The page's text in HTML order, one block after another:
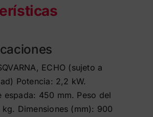
ECHO (sujeto a
Potencia: 2,2 kW.
espada: 450 mm. Peso del
Dimensiones (mm): 900